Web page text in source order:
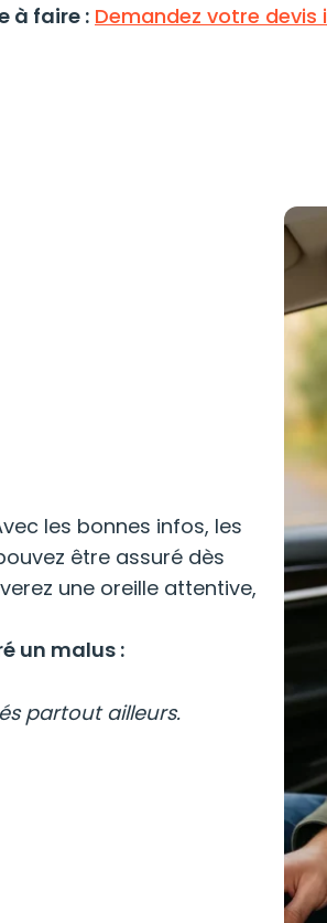
à faire : Demandez votre devis
les bonnes infos, les
être assuré dès
une oreille attentive,
un malus :
partout ailleurs.